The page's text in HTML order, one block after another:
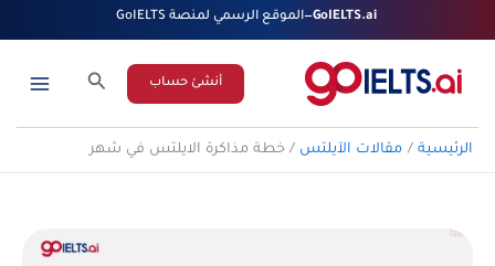
إلى
المحتوى
GoIELTS.ai
—الموقع الرسمي لمنصة GoIELTS
أنشئ حساب البحث
الرئيسية مقالات الآيلتس خطة مذاكرة الايلتس في شهر